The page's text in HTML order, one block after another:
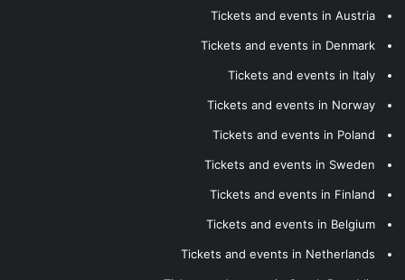
Tickets and events in Austria
Tickets and events in Denmark
Tickets and events in Italy
Tickets and events in Norway
Tickets and events in Poland
Tickets and events in Sweden
Tickets and events in Finland
Tickets and events in Belgium
Tickets and events in Netherlands